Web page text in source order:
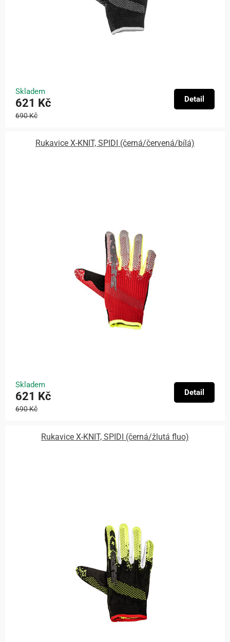
Skladem
621 Kč
690 Kč
Detail
Rukavice X-KNIT, SPIDI (černá/červená/bílá)
Skladem
621 Kč
690 Kč
Detail
Rukavice X-KNIT, SPIDI (černá/žlutá fluo)